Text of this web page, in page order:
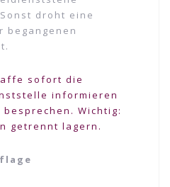
droht eine
begangenen
sofort die
informieren
Wichtig:
getrennt lagern.